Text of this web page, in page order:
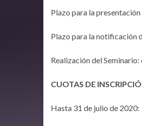
Plazo para la
Plazo para la notificación
Realización del
CUOTAS DE
Hasta 31 de julio de 2020: